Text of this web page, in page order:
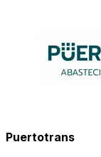
Puertotrans